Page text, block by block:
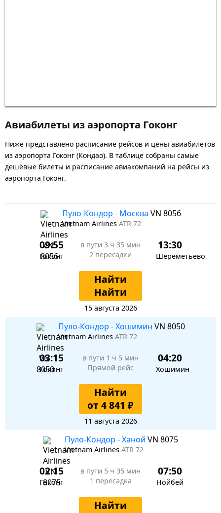
Авиабилеты из аэропорта Гоконг
Ниже представлено расписание рейсов и цены авиабилетов
из аэропорта Гоконг (Кондао). В таблице собраны самые
дешёвые билеты и расписание авиакомпаний на рейсы из
аэропорта Гоконг.
Пуло-Кондор - Москва VN 8056
Vietnam Airlines ATR 72
09:55
Гоконг
в пути 3 ч 35 мин
2 пересадки
13:30
Шереметьево
Найти
Найти
15 августа 2026
Пуло-Кондор - Хошимин VN 8050
Vietnam Airlines ATR 72
03:15
Гоконг
в пути 1 ч 5 мин
Прямой рейс
04:20
Хошимин
Найти
от 4 841 ₽
11 августа 2026
Пуло-Кондор - Ханой VN 8075
Vietnam Airlines ATR 72
02:15
Гоконг
в пути 5 ч 35 мин
1 пересадка
07:50
Нойбей
Найти